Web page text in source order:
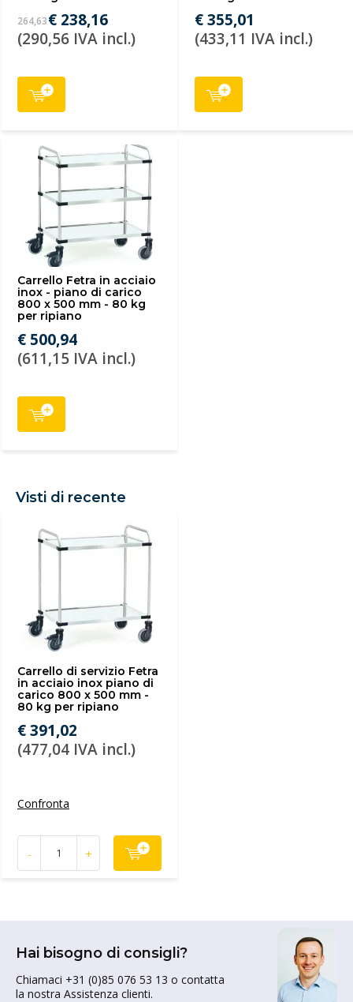
264,63€ 238,16
(290,56 IVA incl.)
€ 355,01
(433,11 IVA incl.)
Carrello Fetra in acciaio
inox - piano di carico
800 x 500 mm - 80 kg
per ripiano
€ 500,94
(611,15 IVA incl.)
Visti di recente
Carrello di servizio Fetra
in acciaio inox piano di
carico 800 x 500 mm -
80 kg per ripiano
€ 391,02
(477,04 IVA incl.)
Confronta
- +
Hai bisogno di consigli?
Chiamaci +31 (0)85 076 53 13 o contatta
la nostra Assistenza clienti.